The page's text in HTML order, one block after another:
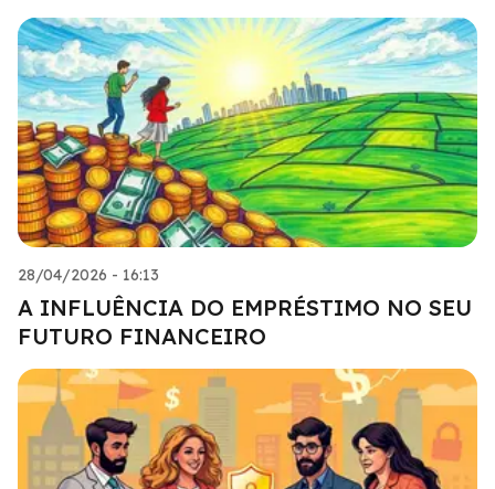
28/04/2026 - 16:13
A INFLUÊNCIA DO EMPRÉSTIMO NO SEU
FUTURO FINANCEIRO